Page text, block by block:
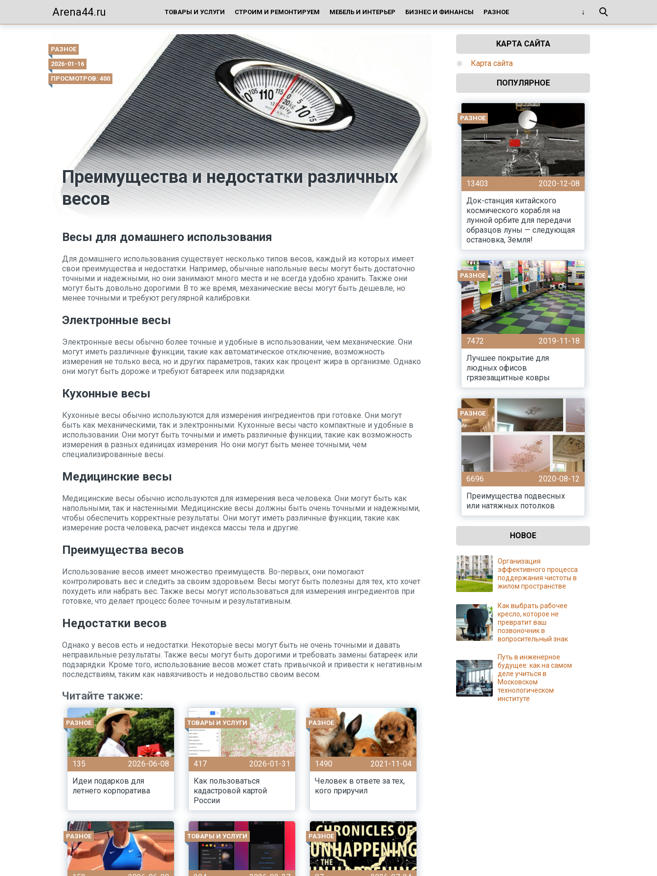
Arena44.ru ТОВАРЫ И УСЛУГИ СТРОИМ И РЕМОНТИРУЕМ МЕБЕЛЬ И ИНТЕРЬЕР БИЗНЕС И ФИНАНСЫ РАЗНОЕ
РАЗНОЕ
2026-01-16
ПРОСМОТРОВ: 400
Преимущества и недостатки различных
весов
Весы для домашнего использования
Для домашнего использования существует несколько типов весов, каждый из которых имеет
свои преимущества и недостатки. Например, обычные напольные весы могут быть достаточно
точными и надежными, но они занимают много места и не всегда удобно хранить. Также они
могут быть довольно дорогими. В то же время, механические весы могут быть дешевле, но
менее точными и требуют регулярной калибровки.
Электронные весы
Электронные весы обычно более точные и удобные в использовании, чем механические. Они
могут иметь различные функции, такие как автоматическое отключение, возможность
измерения не только веса, но и других параметров, таких как процент жира в организме. Однако
они могут быть дороже и требуют батареек или подзарядки.
Кухонные весы
Кухонные весы обычно используются для измерения ингредиентов при готовке. Они могут
быть как механическими, так и электронными. Кухонные весы часто компактные и удобные в
использовании. Они могут быть точными и иметь различные функции, такие как возможность
измерения в разных единицах измерения. Но они могут быть менее точными, чем
специализированные весы.
Медицинские весы
Медицинские весы обычно используются для измерения веса человека. Они могут быть как
напольными, так и настенными. Медицинские весы должны быть очень точными и надежными,
чтобы обеспечить корректные результаты. Они могут иметь различные функции, такие как
измерение роста человека, расчет индекса массы тела и другие.
Преимущества весов
Использование весов имеет множество преимуществ. Во-первых, они помогают
контролировать вес и следить за своим здоровьем. Весы могут быть полезны для тех, кто хочет
похудеть или набрать вес. Также весы могут использоваться для измерения ингредиентов при
готовке, что делает процесс более точным и результативным.
Недостатки весов
Однако у весов есть и недостатки. Некоторые весы могут быть не очень точными и давать
неправильные результаты. Также весы могут быть дорогими и требовать замены батареек или
подзарядки. Кроме того, использование весов может стать привычкой и привести к негативным
последствиям, таким как навязчивость и недовольство своим весом.
Читайте также:
РАЗНОЕ
135
2026-06-08
Идеи подарков для
летнего корпоратива
ТОВАРЫ И УСЛУГИ
417
2026-01-31
Как пользоваться
кадастровой картой
России
РАЗНОЕ
1490
2021-11-04
Человек в ответе за тех,
кого приручил
РАЗНОЕ ТОВАРЫ И УСЛУГИ РАЗНОЕ
КАРТА САЙТА
Карта сайта
ПОПУЛЯРНОЕ
РАЗНОЕ
13403
2020-12-08
Док-станция китайского
космического корабля на
лунной орбите для передачи
образцов луны — следующая
остановка, Земля!
РАЗНОЕ
7472
2019-11-18
Лучшее покрытие для
людных офисов
грязезащитные ковры
РАЗНОЕ
6696
2020-08-12
Преимущества подвесных
или натяжных потолков
НОВОЕ
Организация
эффективного процесса
поддержания чистоты в
жилом пространстве
Как выбрать рабочее
кресло, которое не
превратит ваш
позвоночник в
вопросительный знак
Путь в инженерное
будущее: как на самом
деле учиться в
Московском
технологическом
институте